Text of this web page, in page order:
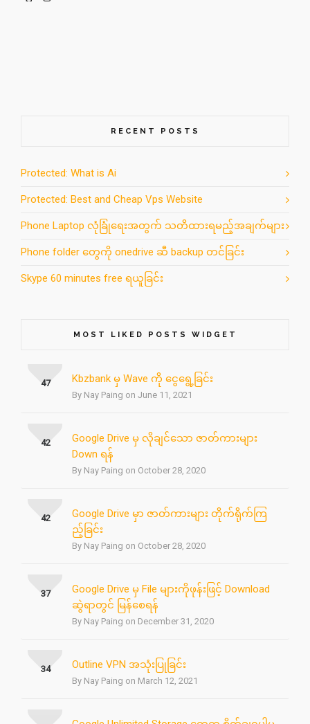
RECENT POSTS
Protected: What is Ai
Protected: Best and Cheap Vps Website
Phone Laptop လုံခြုံရေးအတွက် သတိထားရမည့်အချက်များ
Phone folder တွေကို onedrive ဆီ backup တင်ခြင်း
Skype 60 minutes free ရယူခြင်း
MOST LIKED POSTS WIDGET
Kbzbank မှ Wave ကို ငွေရွေ့ခြင်း
By Nay Paing on June 11, 2021
47
Google Drive မှ လိုချင်သော ဇာတ်ကားများ
Down ရန်
By Nay Paing on October 28, 2020
42
Google Drive မှာ ဇာတ်ကားများ တိုက်ရိုက်ကြ
ည့်ခြင်း
By Nay Paing on October 28, 2020
42
Google Drive မှ File များကိုဖုန်းဖြင့် Download
ဆွဲရာတွင် မြန်စေရန်
By Nay Paing on December 31, 2020
37
Outline VPN အသုံးပြုခြင်း
By Nay Paing on March 12, 2021
34